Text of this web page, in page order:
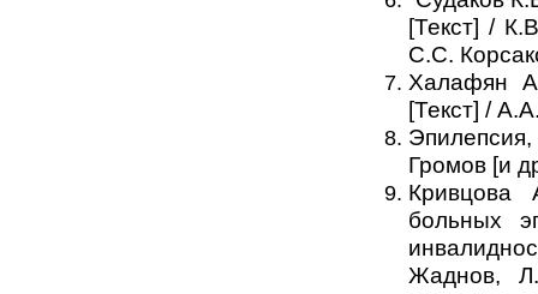
[Текст] /
С.С.
Халафян
[Текст] /
Громов [и
Кривцова
больных
Жаднов,